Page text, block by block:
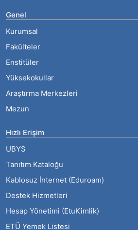
Genel
Kurumsal
Fakülteler
Enstitüler
Yüksekokullar
Araştırma Merkezleri
Mezun
Hızlı Erişim
UBYS
Tanıtım Kataloğu
Kablosuz İnternet (Eduroam)
Destek Hizmetleri
Hesap Yönetimi (EtuKimlik)
ETÜ Yemek Listesi